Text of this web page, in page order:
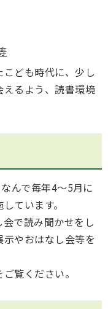
ども時代に、少し
るよう、読書環境
んで毎年4～5月に
ています。
で読み聞かせをし
やおはなし会等を
ご覧ください。